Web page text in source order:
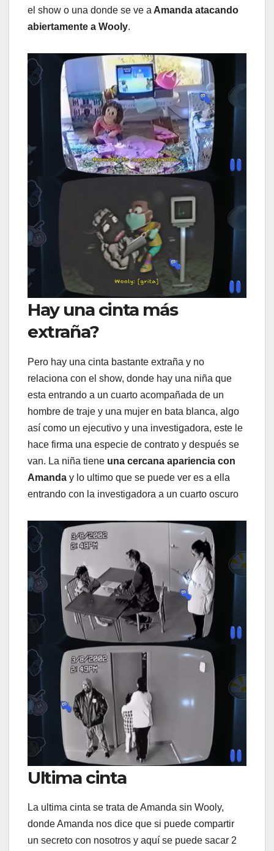
el show o una donde se ve a Amanda atacando
abiertamente a Wooly.
Hay una cinta más
extraña?
Pero hay una cinta bastante extraña y no
relaciona con el show, donde hay una niña que
esta entrando a un cuarto acompañada de un
hombre de traje y una mujer en bata blanca, algo
así como un ejecutivo y una investigadora, este le
hace firma una especie de contrato y después se
van. La niña tiene una cercana apariencia con
Amanda y lo ultimo que se puede ver es a ella
entrando con la investigadora a un cuarto oscuro
Ultima cinta
La ultima cinta se trata de Amanda sin Wooly,
donde Amanda nos dice que si puede compartir
un secreto con nosotros y aquí se puede sacar 2